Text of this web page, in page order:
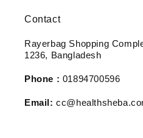
Contact
Rayerbag Shopping
1236, Bangladesh
Phone : 01894700596
Email: